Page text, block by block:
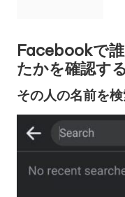
Facebookで
たかを確認す
その人の名前を